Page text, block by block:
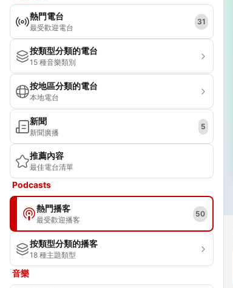
熱門電台
最受歡迎電台
31
按類型分類的電台
15 種音樂類別
按地區分類的電台
本地電台
新聞
新聞廣播
5
推薦內容
最佳電台清單
Podcasts
熱門播客
最受歡迎播客
50
按類型分類的播客
18 種主題類型
音樂